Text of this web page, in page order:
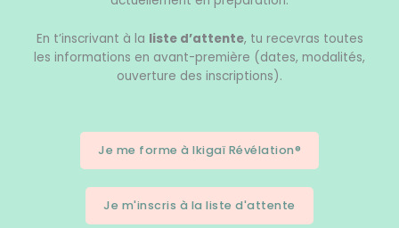
En t’inscrivant à la liste d’attente, tu recevras toutes
les informations en avant-première (dates, modalités,
ouverture des inscriptions).
Je me forme à Ikigaï Révélation®
Je m'inscris à la liste d'attente